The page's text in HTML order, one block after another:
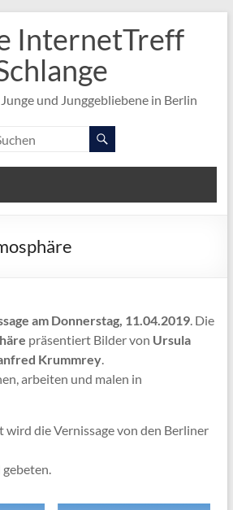
InternetTreff
und Junggebliebene in Berlin
am Donnerstag, 11.04.2019. Die
präsentiert Bilder von Ursula
Krummrey.
arbeiten und malen in
die Vernissage von den Berliner